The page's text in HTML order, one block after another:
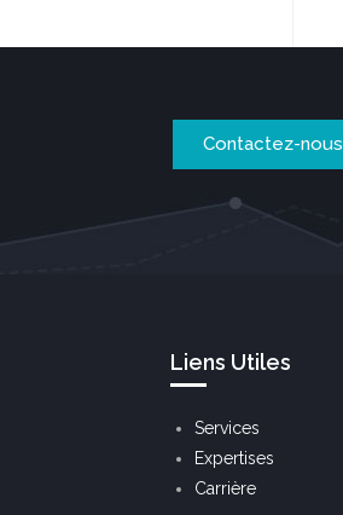
Contactez-nous
Liens Utiles
Services
Expertises
Carrière